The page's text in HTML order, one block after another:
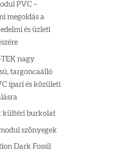
PVC –
megoldás a
és üzleti
nagy
targoncaálló
ipari és közületi
kültéri burkolat
szőnyegek
Dark Fossil